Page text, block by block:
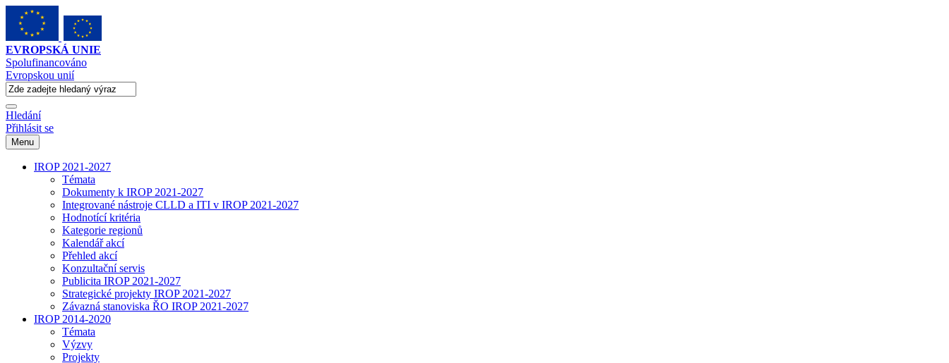
EVROPSKÁ UNIE
Spolufinancováno
Evropskou unií
Hledání
Přihlásit se
Menu
IROP 2021-2027
Témata
Dokumenty k IROP 2021-2027
Integrované nástroje CLLD a ITI v IROP 2021-2027
Hodnotící kritéria
Kategorie regionů
Kalendář akcí
Přehled akcí
Konzultační servis
Publicita IROP 2021-2027
Strategické projekty IROP 2021-2027
Závazná stanoviska ŘO IROP 2021-2027
IROP 2014-2020
Témata
Výzvy
Projekty